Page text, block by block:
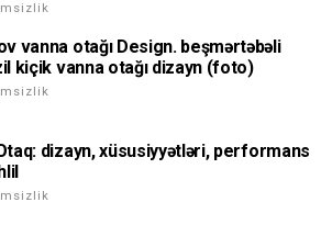
vanna otağı Design. beşmərtəbəli
kiçik vanna otağı dizayn (foto)
dizayn, xüsusiyyətləri, performans